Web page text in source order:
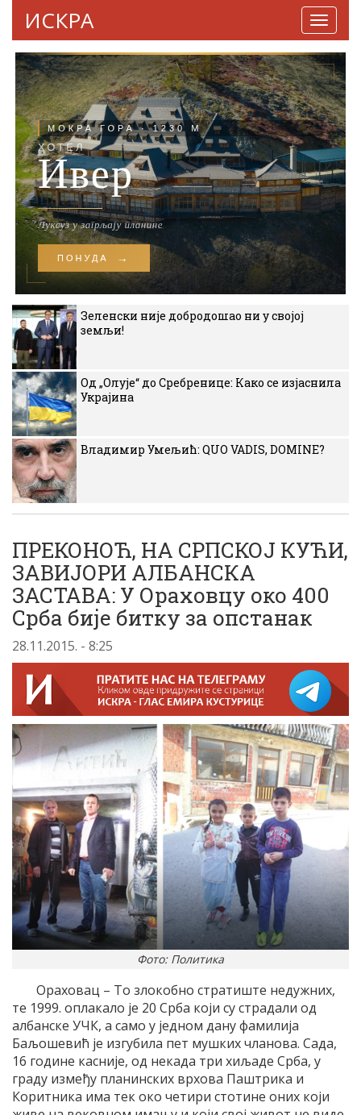
ИСКРА
Зеленски није добродошао ни у својој
земљи!
Од „Олује“ до Сребренице: Како се изјаснила
Украјина
Владимир Умељић: QUO VADIS, DOMINE?
ПРЕКОНОЋ, НА СРПСКОЈ КУЋИ,
ЗАВИЈОРИ АЛБАНСКА
ЗАСТАВА: У Ораховцу око 400
Срба бије битку за опстанак
28.11.2015. - 8:25
Фото: Политика
Ораховац – То злокобно стратиште недужних,
те 1999. оплакало је 20 Срба који су страдали од
албанске УЧК, а само у једном дану фамилија
Баљошевић је изгубила пет мушких чланова. Сада,
16 године касније, од некада три хиљаде Срба, у
граду између планинских врхова Паштрика и
Коритника има тек око четири стотине оних који